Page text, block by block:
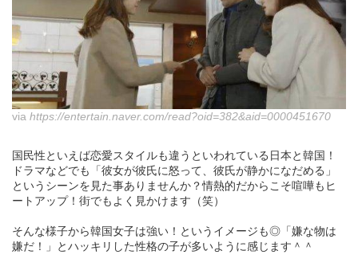
via https://entertain.naver.com/read?oid=382&aid=0000451670
国民性といえば恋愛スタイルも違うといわれている日本と韓国！
ドラマなどでも「彼女が彼氏に怒って、彼氏が静かになだめる」
というシーンを見た事ありませんか？情熱的だからこそ喧嘩もヒ
ートアップ！街でもよく見かけます（笑）
そんな様子から韓国女子は強い！というイメージも◎「嫌な物は
嫌だ！」とハッキリした性格の子が多いように感じます＾＾